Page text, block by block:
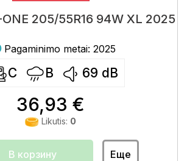
205/55R16 94W XL 2025
Pagaminimo metai: 2025
C B 69 dB
36,93 €
Likutis: 0
В корзину Еще